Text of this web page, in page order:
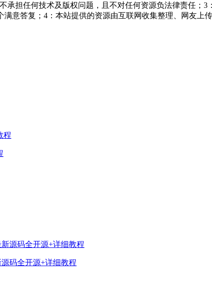
承担任何技术及版权问题，且不对任何资源负法律责任；
满意答复；4：本站提供的资源由互联网收集整理、网友
码全开源+详细教程